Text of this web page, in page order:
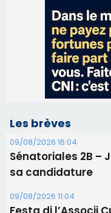
Les brèves
09/08/2026 16:04
Sénatoriales 2B –
sa candidature
09/08/2026 11:04
Festa di l’Associi
06/08/2026 15:57
Ucciani – Marché
11 août
06/08/2026 15:25
Corte –
projection sous